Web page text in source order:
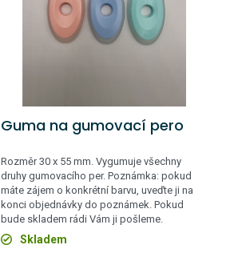
Guma na gumovací pero
Rozměr 30 x 55 mm. Vygumuje všechny
druhy gumovacího per. Poznámka: pokud
máte zájem o konkrétní barvu, uveďte ji na
konci objednávky do poznámek. Pokud
bude skladem rádi Vám ji pošleme.
Skladem